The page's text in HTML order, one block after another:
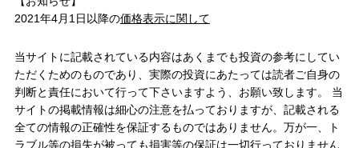
2021年4月1日以降の価格表示に関して
当サイトに記載されている内容はあくまでも投資の参考にしてい
ただくためのものであり、実際の投資にあたっては読者ご自身の
判断と責任において行って下さいますよう、お願い致します。 当
サイトの掲載情報は細心の注意を払っておりますが、記載される
全ての情報の正確性を保証するものではありません。万が一、ト
ラブル等の損失が被っても損害等の保証は一切行っておりません